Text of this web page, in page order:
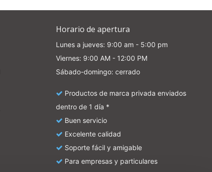
Horario de apertura
Lunes a jueves: 9:00 am - 5:00 pm
Viernes: 9:00 AM - 12:00 PM
Sábado-domingo: cerrado
Productos de marca privada enviados
dentro de 1 día *
Buen servicio
Excelente calidad
Soporte fácil y amigable
Para empresas y particulares